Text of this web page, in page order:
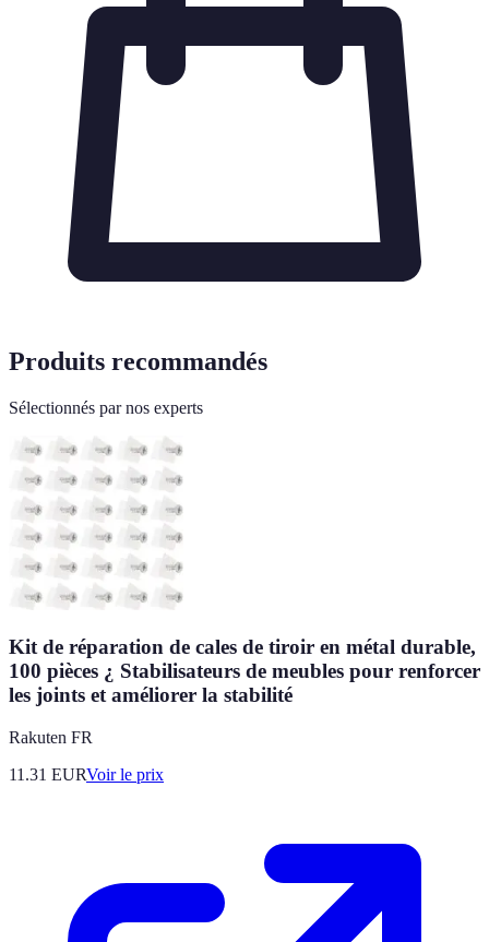
Produits recommandés
Sélectionnés par nos experts
Kit de réparation de cales de tiroir en métal durable,
100 pièces ¿ Stabilisateurs de meubles pour renforcer
les joints et améliorer la stabilité
Rakuten FR
11.31 EURVoir le prix